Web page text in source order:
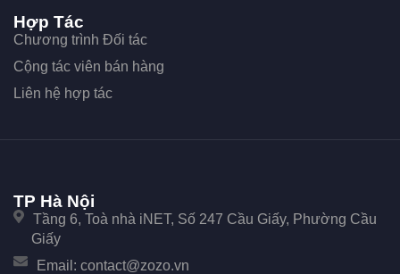
Hợp Tác
Chương trình Đối tác
Cộng tác viên bán hàng
Liên hệ hợp tác
TP Hà Nội
Tầng 6, Toà nhà iNET, Số 247 Cầu Giấy, Phường Cầu
Giấy
Email: contact@zozo.vn